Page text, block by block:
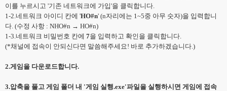
이를 누르시고 '기존 네트워크에 가입'을 클릭합니다.
1-2.네트워크 아이디 칸에 'HO#n' (n자리에는 1~5중 아무 숫자)을 입력합니
다. (수정 사항 : NHO#n → HO#n)
1-3.네트워크 비밀번호 칸에 7을 입력하고 확인을 클릭합니다.
(*채널에 접속이 안되신다면 말씀해주세요! 바로 추가하겠습니다.)
2.게임을 다운로드합니다.
3.압축을 풀고 게임 폴더 내 '게임 실행.exe'파일을 실행하시면 게임에 접속